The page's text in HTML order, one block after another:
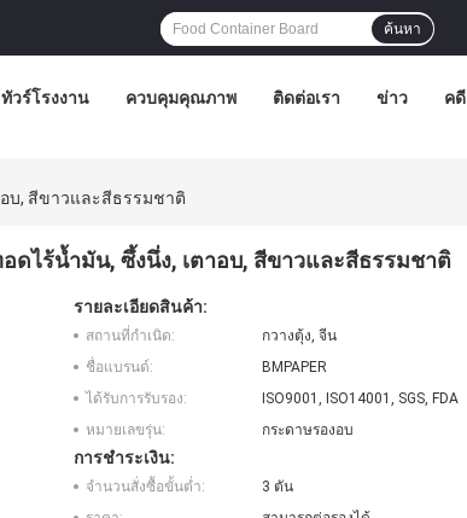
ค้นหา
ทัวร์โรงงาน ควบคุมคุณภาพ ติดต่อเรา ข่าว คดี
บ, สีขาวและสีธรรมชาติ
ไร้น้ำมัน, ซึ้งนึ่ง, เตาอบ, สีขาวและสีธรรมชาติ
รายละเอียดสินค้า:
สถานที่กำเนิด:
กวางตุ้ง, จีน
ชื่อแบรนด์:
BMPAPER
ได้รับการรับรอง:
ISO9001, ISO14001, SGS, FDA
หมายเลขรุ่น:
กระดาษรองอบ
การชำระเงิน:
จำนวนสั่งซื้อขั้นต่ำ:
3 ตัน